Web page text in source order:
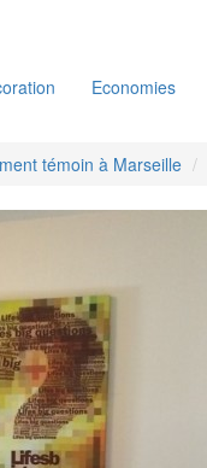
Economies
témoin à Marseille